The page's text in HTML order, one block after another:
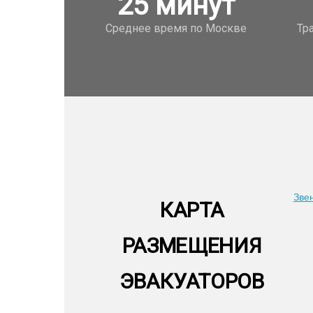
Среднее время по Москве
КАРТА
РАЗМЕЩЕНИЯ
ЭВАКУАТОРОВ